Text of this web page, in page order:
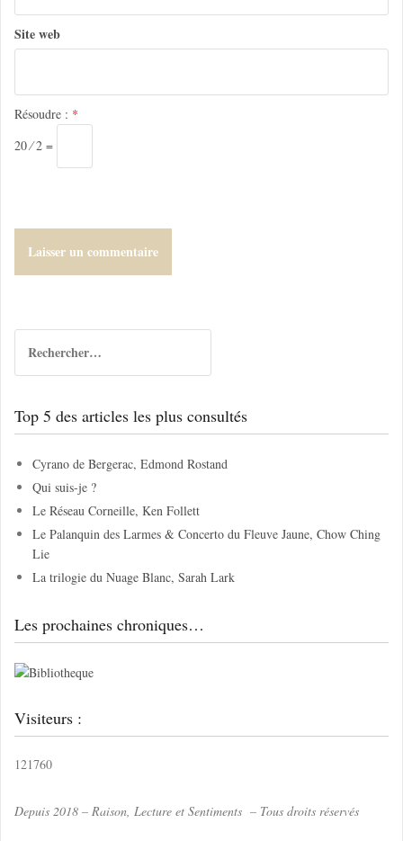
t
i
l
e
Site web
Résoudre : *
20 ⁄ 2 =
c
e
r
c
r
Top 5 des articles les plus consultés
Cyrano de Bergerac, Edmond Rostand
Qui suis-je ?
Le Réseau Corneille, Ken Follett
Le Palanquin des Larmes & Concerto du Fleuve Jaune, Chow Ching
Lie
La trilogie du Nuage Blanc, Sarah Lark
Les prochaines chroniques…
Visiteurs :
121760
Depuis 2018 – Raison, Lecture et Sentiments – Tous droits réservés